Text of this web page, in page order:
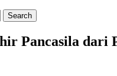
Pancasila dari